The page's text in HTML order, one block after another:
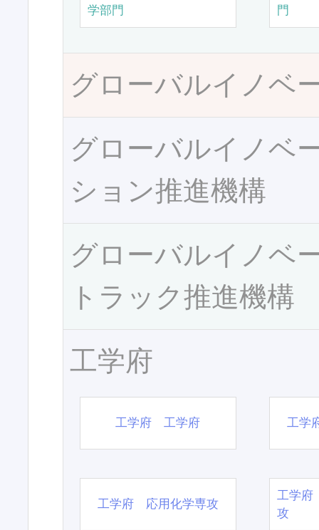
学部門
門
グローバルイノベ
グローバルイノベ
ション推進機構
グローバルイノベ
トラック推進機構
工学府
工学府 工学府 工学
工学府 応用化学専攻
工学府
攻